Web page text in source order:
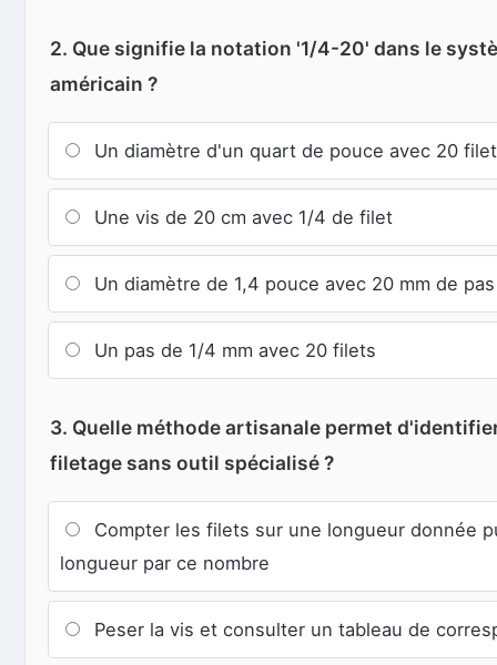
2. Que signifie la notation '1/4-20' dans le
américain ?
Un diamètre d'un quart de pouce avec 20
Une vis de 20 cm avec 1/4 de filet
Un diamètre de 1,4 pouce avec 20 mm de pas
Un pas de 1/4 mm avec 20 filets
3. Quelle méthode artisanale permet
filetage sans outil spécialisé ?
Compter les filets sur une longueur donnée
longueur par ce nombre
Peser la vis et consulter un tableau de